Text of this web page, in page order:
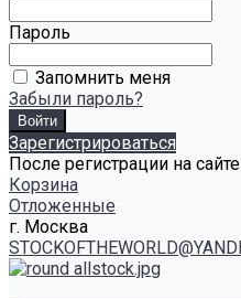
Пароль
Запомнить меня
Забыли пароль?
Зарегистрироваться
После регистрации на
Корзина
Отложенные
г. Москва